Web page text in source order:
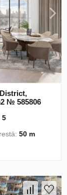
№ 585806
5
50 m